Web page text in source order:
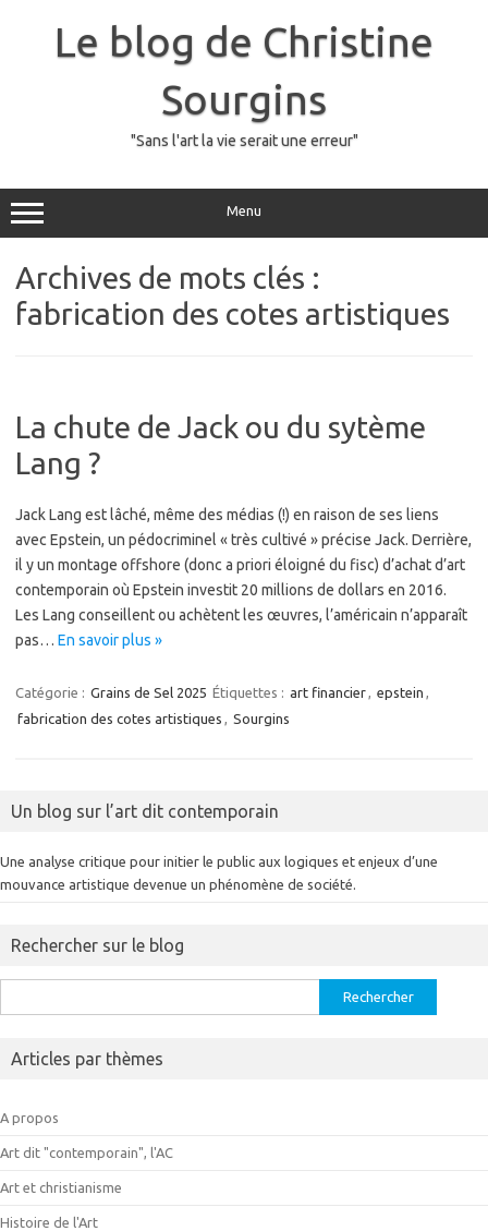
Le blog de Christine
Sourgins
"Sans l'art la vie serait une erreur"
Menu
Archives de mots clés :
fabrication des cotes artistiques
La chute de Jack ou du sytème
Lang ?
Jack Lang est lâché, même des médias (!) en raison de ses liens
avec Epstein, un pédocriminel « très cultivé » précise Jack. Derrière,
il y un montage offshore (donc a priori éloigné du fisc) d’achat d’art
contemporain où Epstein investit 20 millions de dollars en 2016.
Les Lang conseillent ou achètent les œuvres, l’américain n’apparaît
pas… En savoir plus »
Catégorie : Grains de Sel 2025 Étiquettes : art financier, epstein ,
fabrication des cotes artistiques , Sourgins
Un blog sur l’art dit contemporain
Une analyse critique pour initier le public aux logiques et enjeux d’une
mouvance artistique devenue un phénomène de société.
Rechercher sur le blog
Articles par thèmes
A propos
Art dit "contemporain", l'AC
Art et christianisme
Histoire de l'Art